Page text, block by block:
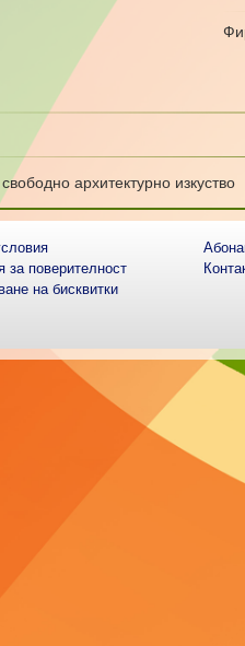
архитектурно изкуство
за поверителност
на бисквитки